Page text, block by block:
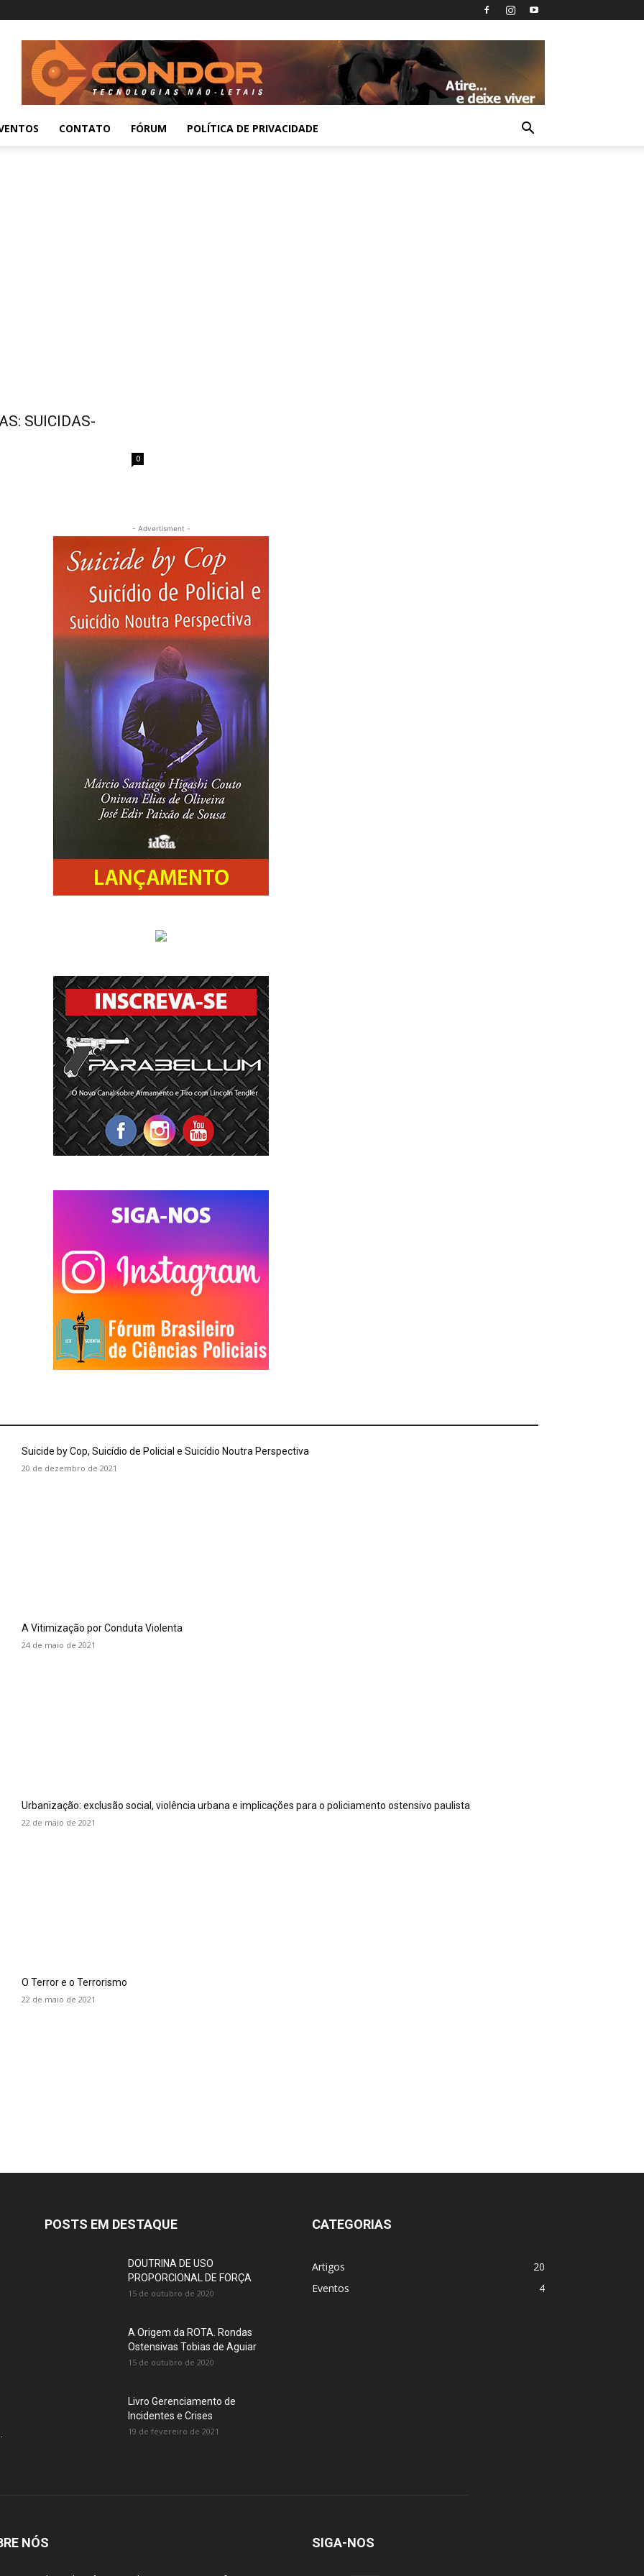
CONTATO FÓRUM POLÍTICA DE PRIVACIDADE
SUICIDAS-
0
- Advertisment -
Suicide by Cop, Suicídio de Policial e Suicídio Noutra Perspectiva
20 de dezembro de 2021
A Vitimização por Conduta Violenta
24 de maio de 2021
Urbanização: exclusão social, violência urbana e implicações para o policiamento ostensivo paulista
22 de maio de 2021
O Terror e o Terrorismo
22 de maio de 2021
POSTS EM DESTAQUE
DOUTRINA DE USO
PROPORCIONAL DE FORÇA
15 de outubro de 2020
A Origem da ROTA. Rondas
Ostensivas Tobias de Aguiar
15 de outubro de 2020
Livro Gerenciamento de
Incidentes e Crises
19 de fevereiro de 2021
CATEGORIAS
Artigos
20
Eventos
4
NÓS SIGA-NOS